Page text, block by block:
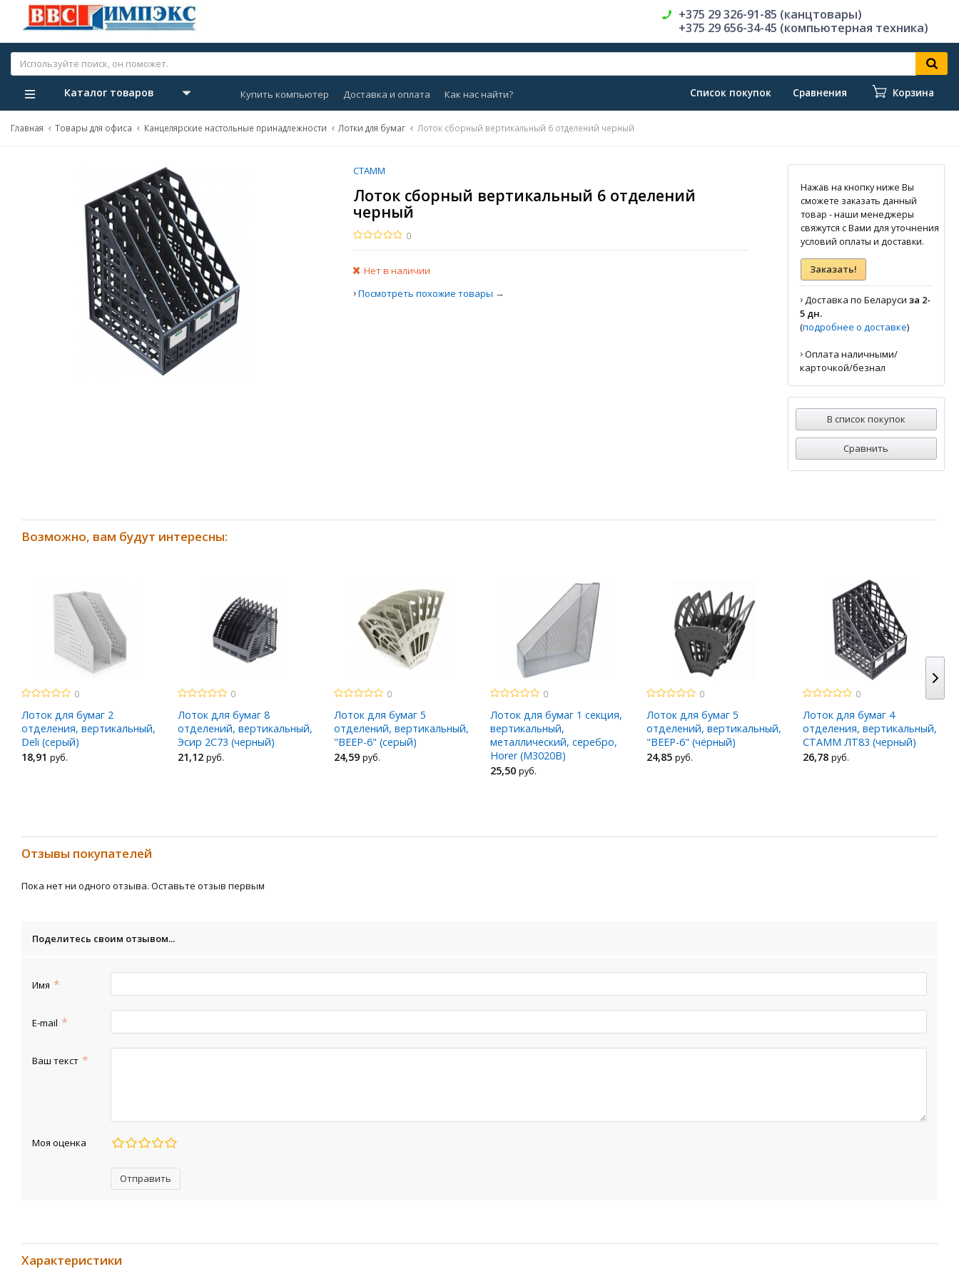
+375 29 326-91-85 (канцтовары)
+375 29 656-34-45 (компьютерная техника)
Каталог товаров Купить компьютер Доставка и оплата Как нас найти? Список покупок Сравнения Корзина
Главная Товары для офиса Канцелярские настольные принадлежности Лотки для бумаг Лоток сборный вертикальный 6 отделений черный
СТАММ
Лоток сборный вертикальный 6 отделений
черный
0
Нет в наличии
›Посмотреть похожие товары →
Нажав на кнопку ниже Вы
сможете заказать данный
товар - наши менеджеры
свяжутся с Вами для уточнения
условий оплаты и доставки.
Заказать!
› Доставка по Беларусиза 2-
5 дн.
(подробнее о доставке)
›Оплата наличными/
карточкой/безнал
В список покупок
Сравнить
Возможно, вам будут интересны:
0
Лоток для бумаг 2
отделения, вертикальный,
Deli (серый)
18,91 руб.
0
Лоток для бумаг 8
отделений, вертикальный,
Эсир 2С73 (черный)
21,12 руб.
0
Лоток для бумаг 5
отделений, вертикальный,
"ВЕЕР-6" (серый)
24,59 руб.
0
Лоток для бумаг 1 секция,
вертикальный,
металлический, серебро,
Horer (М3020В)
25,50 руб.
0
Лоток для бумаг 5
отделений, вертикальный,
"ВЕЕР-6" (чёрный)
24,85 руб.
0
Лоток для бумаг 4
отделения, вертикальный,
СТАММ ЛТ83 (черный)
26,78 руб.
Отзывы покупателей
Пока нет ни одного отзыва. Оставьте отзыв первым
Поделитесь своим отзывом...
Имя
E-mail
Ваш текст
Моя оценка
Отправить
Характеристики